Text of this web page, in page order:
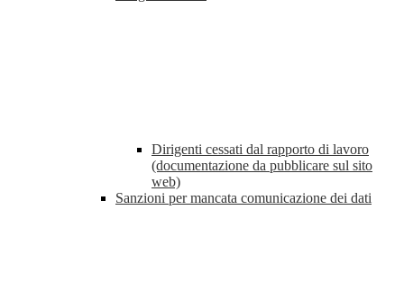
Dirigenti cessati dal rapporto di lavoro
(documentazione da pubblicare sul sito
web)
Sanzioni per mancata comunicazione dei dati